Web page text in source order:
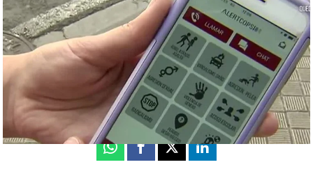
Antena 3 Noticias
Actualizado:
06 de abril de 2020, 16:16
Publicado:06 de abril de 2020, 16:15
Whatsapp
Facebook
X Linkedin